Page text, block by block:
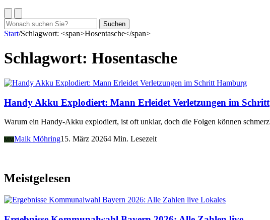
Suchen
nach:
Suchen
Start/Schlagwort: <span>Hosentasche</span>
Schlagwort: Hosentasche
Hamburg
Handy Akku Explodiert: Mann Erleidet Verletzungen im Schritt
Warum ein Handy-Akku explodiert, ist oft unklar, doch die Folgen können
MM Maik Möhring15. März 20264 Min. Lesezeit
Meistgelesen
Lokales